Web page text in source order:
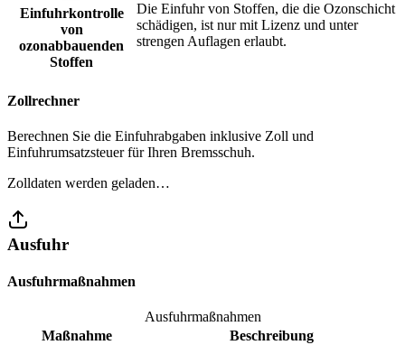
Einfuhrkontrolle
von
ozonabbauenden
Stoffen
Die Einfuhr von Stoffen, die die Ozonschicht
schädigen, ist nur mit Lizenz und unter
strengen Auflagen erlaubt.
Zollrechner
Berechnen Sie die Einfuhrabgaben inklusive Zoll und
Einfuhrumsatzsteuer für Ihren Bremsschuh.
Zolldaten werden geladen…
Ausfuhr
Ausfuhrmaßnahmen
Ausfuhrmaßnahmen
Maßnahme
Beschreibung